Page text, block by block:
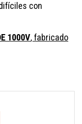
con
1000V, fabricado